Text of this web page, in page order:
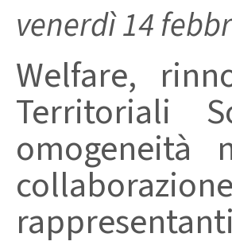
venerdì 14
Welfare,
Territoriali
omogeneità